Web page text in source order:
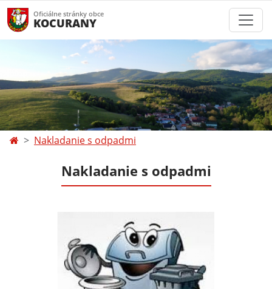
Oficiálne stránky obce
KOCURANY
Nakladanie s odpadmi
Nakladanie s odpadmi